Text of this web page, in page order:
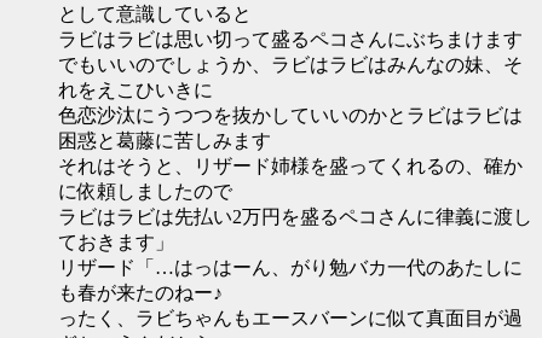
として意識していると
ラビはラビは思い切って盛るペコさんにぶちまけます
でもいいのでしょうか、ラビはラビはみんなの妹、そ
れをえこひいきに
色恋沙汰にうつつを抜かしていいのかとラビはラビは
困惑と葛藤に苦しみます
それはそうと、リザード姉様を盛ってくれるの、確か
に依頼しましたので
ラビはラビは先払い2万円を盛るペコさんに律義に渡し
ておきます」
リザード「…はっはーん、がり勉バカ一代のあたしに
も春が来たのねー♪
ったく、ラビちゃんもエースバーンに似て真面目が過